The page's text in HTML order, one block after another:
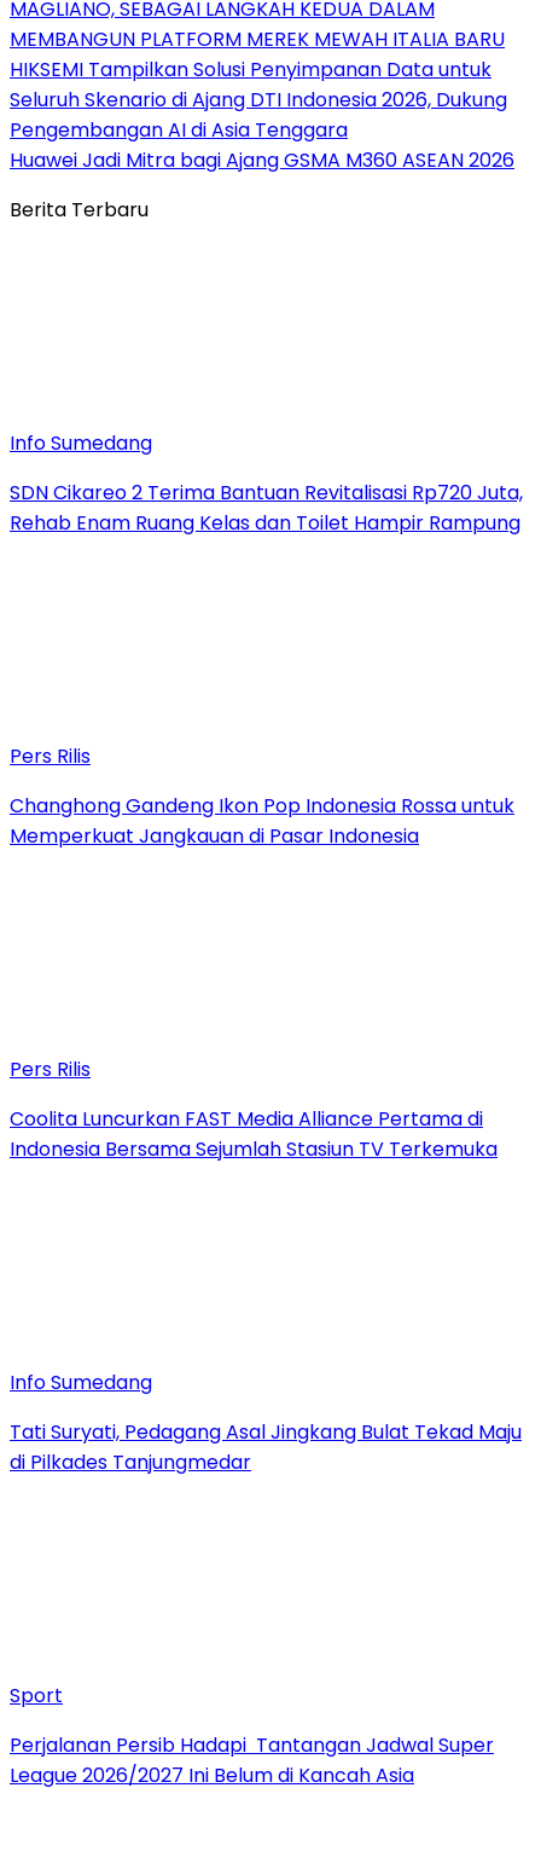
MAGLIANO, SEBAGAI LANGKAH KEDUA DALAM
MEMBANGUN PLATFORM MEREK MEWAH ITALIA BARU
HIKSEMI Tampilkan Solusi Penyimpanan Data untuk
Seluruh Skenario di Ajang DTI Indonesia 2026, Dukung
Pengembangan AI di Asia Tenggara
Huawei Jadi Mitra bagi Ajang GSMA M360 ASEAN 2026
Berita Terbaru
Info Sumedang
SDN Cikareo 2 Terima Bantuan Revitalisasi Rp720 Juta,
Rehab Enam Ruang Kelas dan Toilet Hampir Rampung
Pers Rilis
Changhong Gandeng Ikon Pop Indonesia Rossa untuk
Memperkuat Jangkauan di Pasar Indonesia
Pers Rilis
Coolita Luncurkan FAST Media Alliance Pertama di
Indonesia Bersama Sejumlah Stasiun TV Terkemuka
Info Sumedang
Tati Suryati, Pedagang Asal Jingkang Bulat Tekad Maju
di Pilkades Tanjungmedar
Sport
Perjalanan Persib Hadapi Tantangan Jadwal Super
League 2026/2027 Ini Belum di Kancah Asia